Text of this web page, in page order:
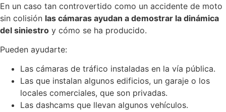
En un caso tan controvertido como un accidente de moto
sin colisión las cámaras ayudan a demostrar la dinámica
del siniestro y cómo se ha producido.
Pueden ayudarte:
Las cámaras de tráfico instaladas en la vía pública.
Las que instalan algunos edificios, un garaje o los
locales comerciales, que son privadas.
Las dashcams que llevan algunos vehículos.